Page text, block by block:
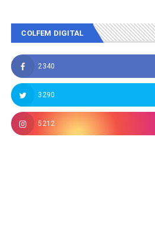
COLFEM DIGITAL
2340
3290
5212